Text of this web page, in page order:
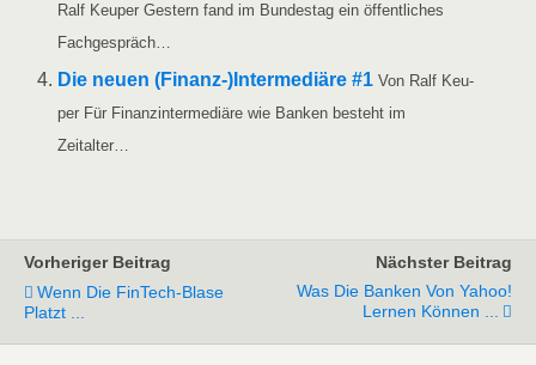
Ralf Keu­per Ges­tern fand im Bun­des­tag ein öffent­li­ches
Fachgespräch…
Die neu­en (Finanz-)Intermediäre #1 Von Ralf Keu­
per Für Finanz­in­ter­me­diä­re wie Ban­ken besteht im
Zeitalter…
Vorheriger Beitrag
Wenn Die FinTech-Blase
Platzt ...
Nächster Beitrag
Was Die Banken Von Yahoo!
Lernen Können ...